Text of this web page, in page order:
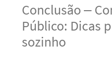
Conclusão –
Público: Dicas
sozinho